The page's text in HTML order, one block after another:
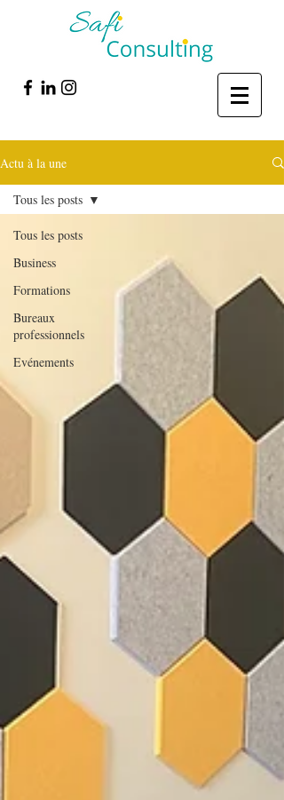
Actu à la une
Tous les posts
Business
Formations
Bureaux
professionnels
Evénements
Tous les posts